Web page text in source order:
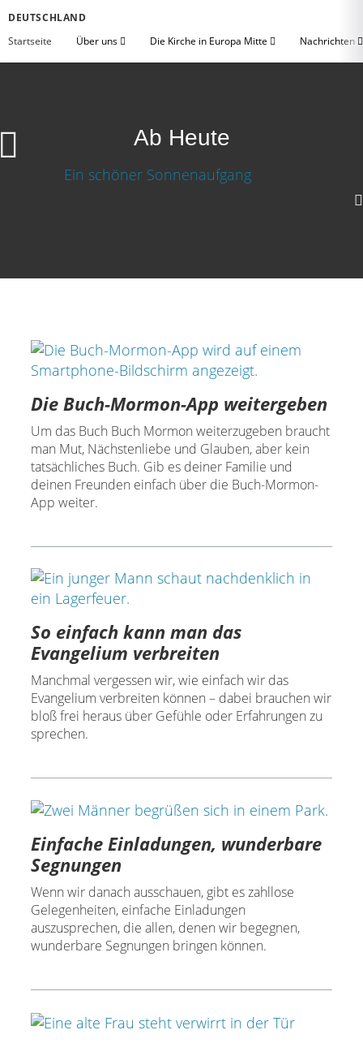
DEUTSCHLAND
Startseite
Über uns Die Kirche in Europa Mitte Nachrichten
Ab Heute
Die Buch-Mormon-App weitergeben
Um das Buch Buch Mormon weiterzugeben braucht
man Mut, Nächstenliebe und Glauben, aber kein
tatsächliches Buch. Gib es deiner Familie und
deinen Freunden einfach über die Buch-Mormon-
App weiter.
So einfach kann man das
Evangelium verbreiten
Manchmal vergessen wir, wie einfach wir das
Evangelium verbreiten können – dabei brauchen wir
bloß frei heraus über Gefühle oder Erfahrungen zu
sprechen.
Einfache Einladungen, wunderbare
Segnungen
Wenn wir danach ausschauen, gibt es zahllose
Gelegenheiten, einfache Einladungen
auszusprechen, die allen, denen wir begegnen,
wunderbare Segnungen bringen können.